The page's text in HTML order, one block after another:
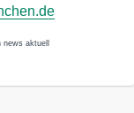
aktuell